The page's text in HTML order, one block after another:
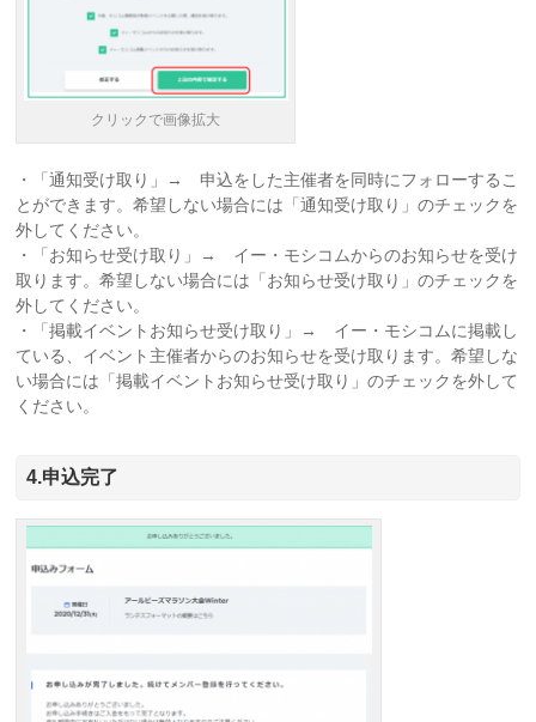
クリックで画像拡大
・「通知受け取り」→ 申込をした主催者を同時にフォローするこ
とができます。希望しない場合には「通知受け取り」のチェックを
外してください。
・「お知らせ受け取り」→ イー・モシコムからのお知らせを受け
取ります。希望しない場合には「お知らせ受け取り」のチェックを
外してください。
・「掲載イベントお知らせ受け取り」→ イー・モシコムに掲載し
ている、イベント主催者からのお知らせを受け取ります。希望しな
い場合には「掲載イベントお知らせ受け取り」のチェックを外して
ください。
4.申込完了